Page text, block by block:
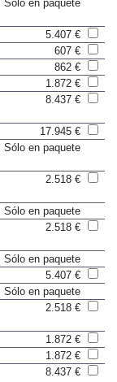
Sólo en paquete
5.407 €
607 €
862 €
1.872 €
8.437 €
17.945 €
Sólo en paquete
2.518 €
Sólo en paquete
2.518 €
Sólo en paquete
5.407 €
Sólo en paquete
2.518 €
1.872 €
1.872 €
8.437 €